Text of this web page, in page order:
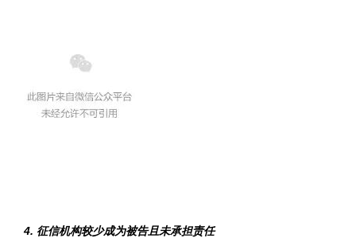
4. 征信机构较少成为被告且未承担责任